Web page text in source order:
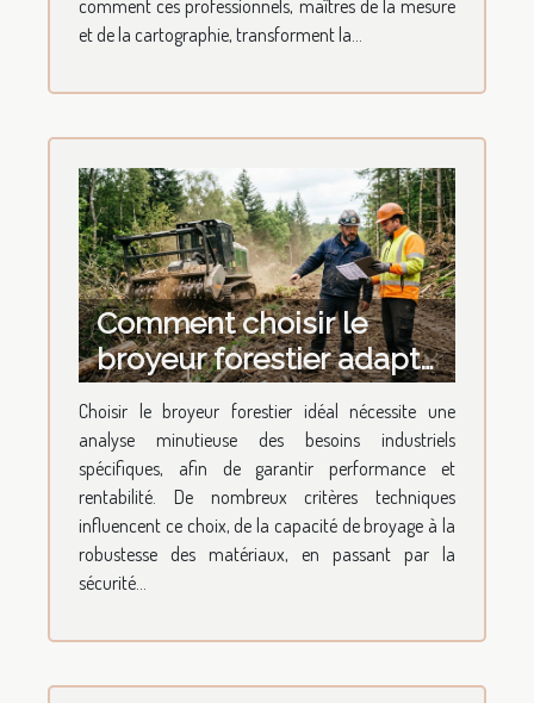
comment ces professionnels, maîtres de la mesure
et de la cartographie, transforment la...
Comment choisir le
broyeur forestier adapté
à vos besoins industriels
?
Choisir le broyeur forestier idéal nécessite une
analyse minutieuse des besoins industriels
spécifiques, afin de garantir performance et
rentabilité. De nombreux critères techniques
influencent ce choix, de la capacité de broyage à la
robustesse des matériaux, en passant par la
sécurité...